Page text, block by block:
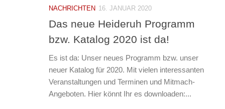
NACHRICHTEN 16. JANUAR 2020
Das neue Heideruh Programm
bzw. Katalog 2020 ist da!
Es ist da: Unser neues Programm bzw. unser
neuer Katalog für 2020. Mit vielen interessanten
Veranstaltungen und Terminen und Mitmach-
Angeboten. Hier könnt Ihr es downloaden:...